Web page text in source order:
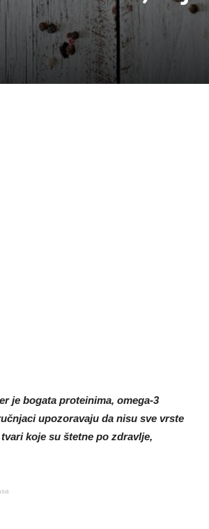
je bogata proteinima, omega-3
upozoravaju da nisu sve vrste
koje su štetne po zdravlje,